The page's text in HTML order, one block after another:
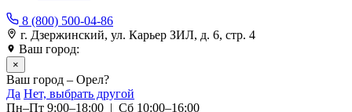
8 (800) 500-04-86
г. Дзержинский, ул. Карьер ЗИЛ, д. 6, стр. 4
Ваш город:
×
Ваш город – Орел?
Да Нет, выбрать другой
Пн–Пт 9:00–18:00 | Сб 10:00–16:00